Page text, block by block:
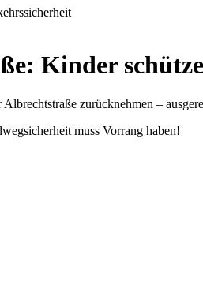
Kinder
zurücknehmen –
muss Vorrang haben!